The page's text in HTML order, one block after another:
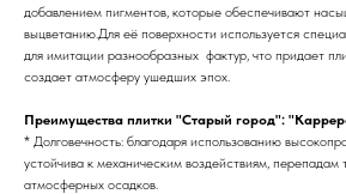
добавлением пигментов, которые обеспечивают
выцветанию.Для её поверхности используется
для имитации разнообразных фактур, что придает
создает атмосферу ушедших эпох.
Преимущества плитки "Старый город":
* Долговечность: благодаря использованию
устойчива к механическим воздействиям, перепадам
атмосферных осадков.